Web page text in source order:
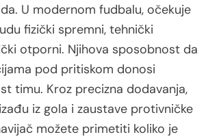
U modernom fudbalu, očekuje
fizički spremni, tehnički
otporni. Njihova sposobnost da
pod pritiskom donosi
timu. Kroz precizna dodavanja,
iz gola i zaustave protivničke
možete primetiti koliko je